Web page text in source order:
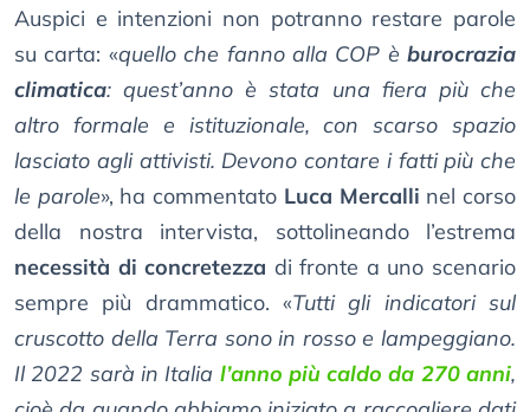
Auspici e intenzioni non potranno restare parole
su carta: «quello che fanno alla COP è burocrazia
climatica: quest’anno è stata una fiera più che
altro formale e istituzionale, con scarso spazio
lasciato agli attivisti. Devono contare i fatti più che
le parole», ha commentato Luca Mercalli nel corso
della nostra intervista, sottolineando l’estrema
necessità di concretezza di fronte a uno scenario
sempre più drammatico. «Tutti gli indicatori sul
cruscotto della Terra sono in rosso e lampeggiano.
Il 2022 sarà in Italia l’anno più caldo da 270 anni,